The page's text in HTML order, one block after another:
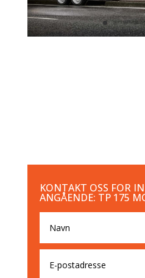
KONTAKT OSS FOR
ANGÅENDE: TP 175